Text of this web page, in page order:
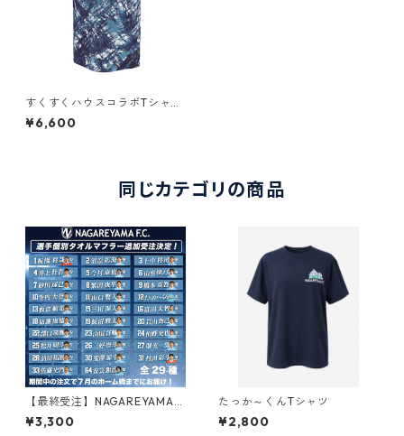
すくすくハウスコラボTシャツ
（選手着用モデル）
¥6,600
同じカテゴリの商品
【最終受注】NAGAREYAMA.
F.C.選手個別タオルマフラー2
026Ver（全29種）
¥3,300
たっか～くんTシャツ
¥2,800